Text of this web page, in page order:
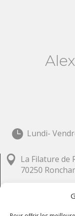
 Lundi-
 La Filature de
70250
Visitez